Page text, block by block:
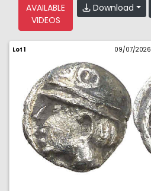
AVAILABLE
VIDEOS
Download
Lot 1 09/07/2026